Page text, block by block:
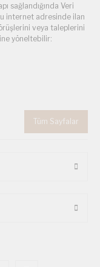
sağlandığında Veri
internet adresinde ilan
veya taleplerini
yöneltebilir:
Tüm Sayfalar